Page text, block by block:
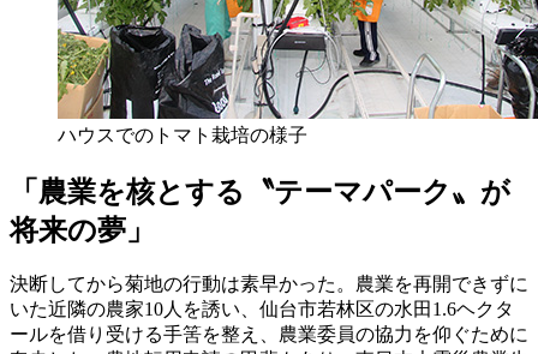
ハウスでのトマト栽培の様子
「農業を核とする〝テーマパーク〟が
将来の夢」
決断してから菊地の行動は素早かった。農業を再開できずに
いた近隣の農家10人を誘い、仙台市若林区の水田1.6ヘクタ
ールを借り受ける手筈を整え、農業委員の協力を仰ぐために